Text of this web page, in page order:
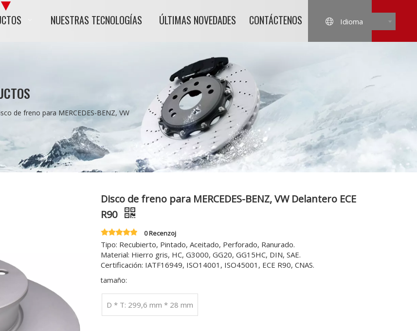
NUESTRAS TECNOLOGÍAS ÚLTIMAS NOVEDADES CONTÁCTENOS Idioma
de freno para MERCEDES-BENZ, VW
Disco de freno para MERCEDES-BENZ, VW Delantero ECE
R90
0 Recenzoj
Tipo: Recubierto, Pintado, Aceitado, Perforado, Ranurado.
Material: Hierro gris, HC, G3000, GG20, GG15HC, DIN, SAE.
Certificación: IATF16949, ISO14001, ISO45001, ECE R90, CNAS.
tamaño:
D * T: 299,6 mm * 28 mm